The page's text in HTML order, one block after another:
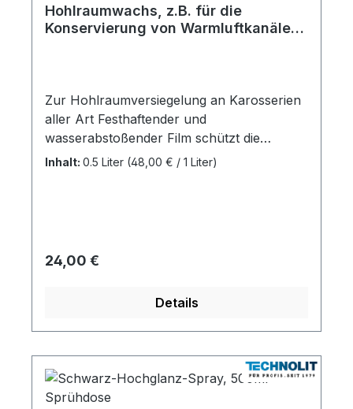
Hohlraumwachs, z.B. für die
Konservierung von Warmluftkanälen,
Zur Hohlraumversiegelung an Karosserien
aller Art Festhaftender und
wasserabstoßender Film schützt die
Hohlräume wie Schweller, Holme,
Sprühschlauch ermöglicht die
Konservierung an schwer zugänglichen
Inhalt: 0.5 Liter (48,00 € / 1 Liter)
Regulärer Preis:
24,00 €
Details